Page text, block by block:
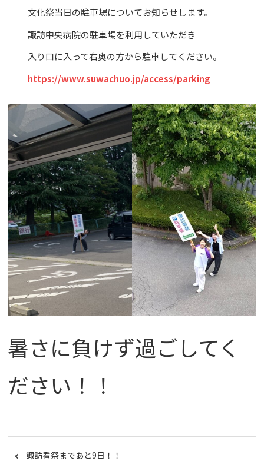
文化祭当日の駐車場についてお知らせします。
諏訪中央病院の駐車場を利用していただき
入り口に入って右奥の方から駐車してください。
https://www.suwachuo.jp/access/parking
暑さに負けず過ごしてく
ださい！！
諏訪看祭まであと9日！！